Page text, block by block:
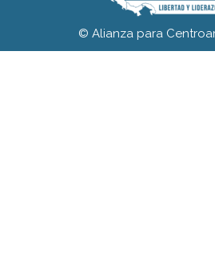
© Alianza para